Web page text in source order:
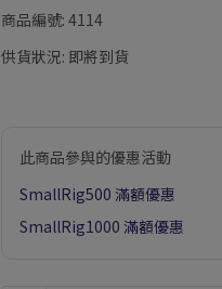
商品編號: 4114
供貨狀況: 即將到貨
此商品參與的優惠活動
SmallRig500 滿額優惠
SmallRig1000 滿額優惠